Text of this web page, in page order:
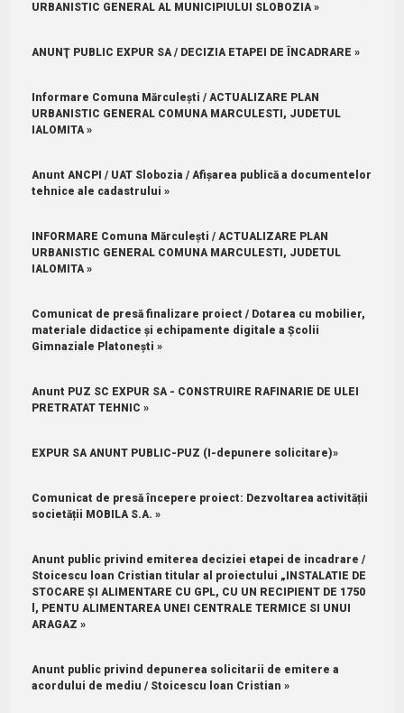
URBANISTIC GENERAL AL MUNICIPIULUI SLOBOZIA »
ANUNŢ PUBLIC EXPUR SA / DECIZIA ETAPEI DE ÎNCADRARE »
Informare Comuna Mărculești / ACTUALIZARE PLAN
URBANISTIC GENERAL COMUNA MARCULESTI, JUDETUL
IALOMITA »
Anunt ANCPI / UAT Slobozia / Afișarea publică a documentelor
tehnice ale cadastrului »
INFORMARE Comuna Mărculești / ACTUALIZARE PLAN
URBANISTIC GENERAL COMUNA MARCULESTI, JUDETUL
IALOMITA »
Comunicat de presă finalizare proiect / Dotarea cu mobilier,
materiale didactice și echipamente digitale a Școlii
Gimnaziale Platonești »
Anunt PUZ SC EXPUR SA - CONSTRUIRE RAFINARIE DE ULEI
PRETRATAT TEHNIC »
EXPUR SA ANUNT PUBLIC-PUZ (I-depunere solicitare)»
Comunicat de presă începere proiect: Dezvoltarea activității
societății MOBILA S.A. »
Anunt public privind emiterea deciziei etapei de incadrare /
Stoicescu loan Cristian titular al proiectului „INSTALATIE DE
STOCARE ȘI ALIMENTARE CU GPL, CU UN RECIPIENT DE 1750
l, PENTU ALIMENTAREA UNEI CENTRALE TERMICE SI UNUI
ARAGAZ »
Anunt public privind depunerea solicitarii de emitere a
acordului de mediu / Stoicescu loan Cristian »